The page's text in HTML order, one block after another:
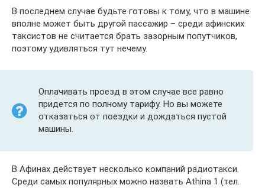
В последнем случае будьте готовы к тому, что в машине
вполне может быть другой пассажир – среди афинских
таксистов не считается брать зазорным попутчиков,
поэтому удивляться тут нечему.
Оплачивать проезд в этом случае все равно
придется по полному тарифу. Но вы можете
отказаться от поездки и дождаться пустой
машины.
В Афинах действует несколько компаний радиотакси.
Среди самых популярных можно назвать Athina 1 (тел.